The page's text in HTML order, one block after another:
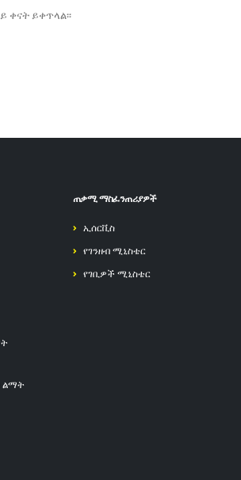
ቀናት ይቀጥላል፡፡
ጠቃሚ ማስፈንጠሪያዎች
ኢሰርቪስ
የገንዘብ ሚኒስቴር
የገቢዎች ሚኒስቴር
ልማት